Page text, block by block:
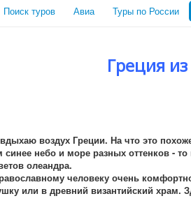
Поиск туров Авиа Туры по России
Греция
воздух Греции. На что это
синее небо и море разных оттенков -
олеандра.
человеку очень
или в древний византийский